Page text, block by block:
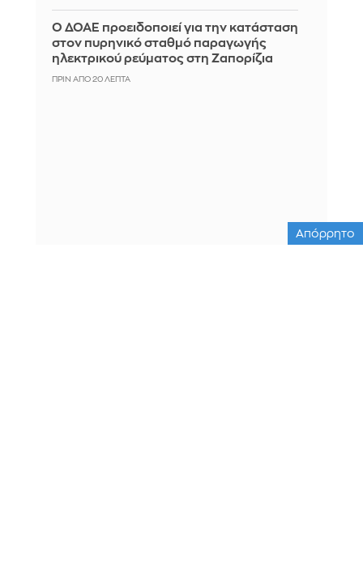
Ο ΔΟΑΕ προειδοποιεί για την κατάσταση
στον πυρηνικό σταθμό παραγωγής
ηλεκτρικού ρεύματος στη Ζαπορίζια
ΠΡΙΝ ΑΠΌ 20 ΛΕΠΤΆ
Απόρρητο